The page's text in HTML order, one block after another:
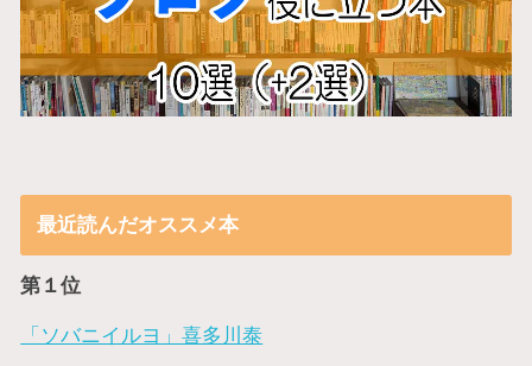
最近読んだオススメ本
第１位
「ソバニイルヨ」喜多川泰